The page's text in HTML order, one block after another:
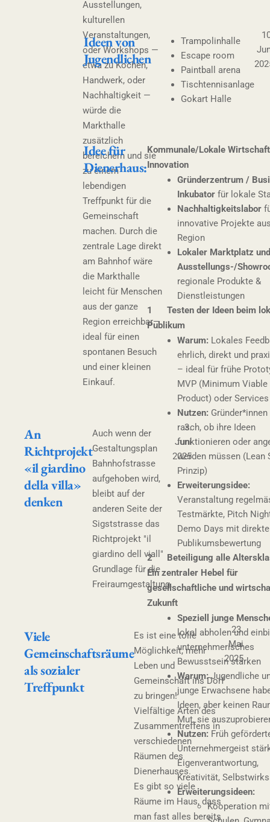
Ausstellungen,
kulturellen
Veranstaltungen,
oder Workshops —
etwa zu Kochen,
Handwerk, oder
Nachhaltigkeit —
würde die
Markthalle
zusätzlich
bereichern und sie
zu einem
lebendigen
Treffpunkt für die
Gemeinschaft
machen. Durch die
zentrale Lage direkt
am Bahnhof wäre
die Markthalle
leicht für Menschen
aus der ganze
Region erreichbar—
ideal für einen
spontanen Besuch
und einer kleinen
Einkauf.
Ideen von
Jugendlichen
Trampolinhalle
Escape room
Paintball arena
Tischtennisanlage
Gokart Halle
Idee für
Dienerhaus:
Kommunale/Lokale
Innovation
Gründerzentrum /
Inkubatorfür lokale
Nachhaltigkeitslabor
innovative Projekte
Region
Lokaler Marktplatz und
Ausstellungs-/
regionale Produkte &
Dienstleistungen
1 Testen der Ideen beim
Publikum
Warum:Lokales
ehrlich, direkt und
– ideal für frühe
MVP (Minimum Viable
Product) oder Services
Nutzen:Gründer*innen
rasch, ob ihre Ideen
funktionieren oder
werden müssen (Lean
Prinzip)
Erweiterungsidee:
Veranstaltung
Testmärkte, Pitch
Demo Days mit
Publikumsbewertung
2 Beteiligung alle
Ein zentraler Hebel für
gesellschaftliche und
Zukunft
Speziell junge
lokal abholen und
unternehmerisches
Bewusstsein stärken
Warum:Jugendliche
junge Erwachsene
Ideen, aber keinen
Mut, sie
Nutzen:Früh
Unternehmergeist
Eigenverantwortung,
Kreativität,
Erweiterungsideen:
Kooperation
An
Richtprojekt
«il giardino
della villa»
denken
Auch wenn der
Gestaltungsplan
Bahnhofstrasse
aufgehoben wird,
bleibt auf der
anderen Seite der
Sigststrasse das
Richtprojekt "il
giardino dell viall"
Grundlage für die
Freiraumgestaltung.
3.
Juni
2025
Viele
Gemeinschaftsräume
als sozialer
Treffpunkt
Es ist eine tolle
Möglichkeit, mehr
Leben und
Gemeinschaft ins Dorf
zu bringen!
Vielfältige Arten des
Zusammentreffens in
verschiedenen
Räumen des
Dienerhauses.
Es gibt so viele
Räume im Haus, dass
man fast alles bereits
23.
Mai
2025